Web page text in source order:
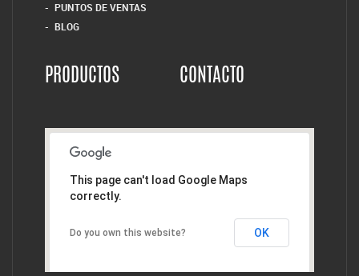
PUNTOS DE VENTAS
BLOG
PRODUCTOS CONTACTO
This page can't load Google Maps
correctly.
Do you own this website? OK